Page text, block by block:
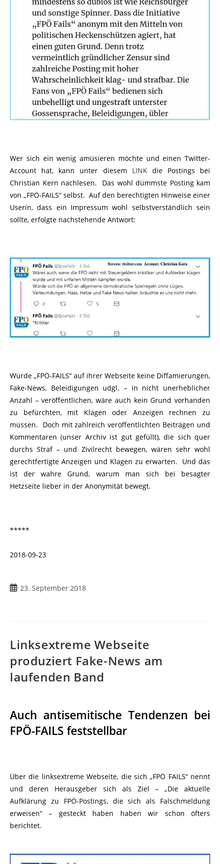
Wer sich ein wenig amüsieren möchte und einen Twitter-
Account hat, kann unter diesem LINKdie Postings bei
Christian Kern nachlesen. Das wohl dümmste Posting kam
von „FPÖ-FAILS“ selbst. Auf den berechtigten Hinweise einer
Userin, dass ein Impressum wohl selbstverständlich sein
sollte, erfolgte nachstehende Antwort:
Würde „FPÖ-FAILS“ auf ihrer Webseite keine Diffamierungen,
Fake-News, Beleidigungen udgl. – in nicht unerheblicher
Anzahl – veröffentlichen, wäre auch kein Grund vorhanden
zu befürchten, mit Klagen oder Anzeigen rechnen zu
müssen. Doch mit zahlreich veröffentlichten Beiträgen und
Kommentaren (unser Archiv ist gut gefüllt), die sich quer
durchs Straf – und Zivilrecht bewegen, wären sehr wohl
gerechtfertigte Anzeigen und Klagen zu erwarten. Und das
ist der wahre Grund, warum man sich bei besagter
Hetzseite lieber in der Anonymität bewegt.
*****
2018-09-23
Beitrag
23. September 2018
Linksextreme Webseite
produziert Fake-News am
laufenden Band
Auch antisemitische Tendenzen bei
FPÖ-FAILS feststellbar
Über die linksextreme Webseite, die sich „FPÖ FAILS“ nennt
und deren Herausgeber sich als Ziel – „Die aktuelle
Aufklärung zu FPÖ-Postings, die sich als Falschmeldung
erweisen“ – gesteckt haben haben wir schon öfters
berichtet.